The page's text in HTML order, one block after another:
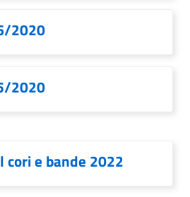
2020
2020
cori e bande 2022